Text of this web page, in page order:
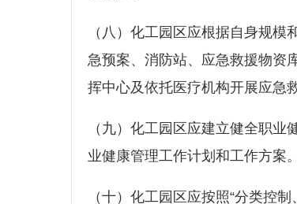
（八）化工园区应根据自身规
急预案、消防站、应急救援物资
挥中心及依托医疗机构开展应
（九）化工园区应建立健全职
业健康管理工作计划和工作方
（十）化工园区应按照“分类控